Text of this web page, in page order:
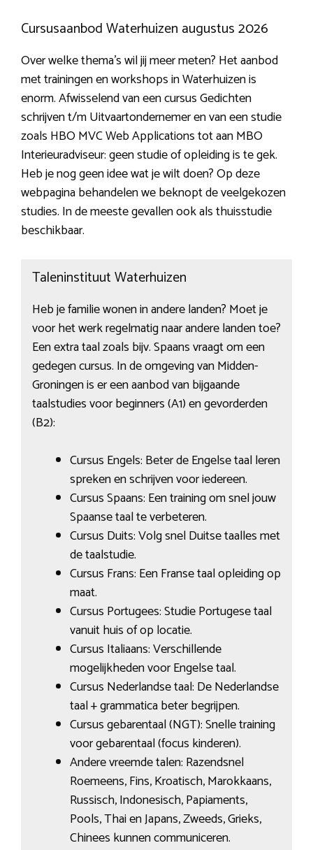
Cursusaanbod Waterhuizen augustus 2026
Over welke thema’s wil jij meer meten? Het aanbod
met trainingen en workshops in Waterhuizen is
enorm. Afwisselend van een cursus Gedichten
schrijven t/m Uitvaartondernemer en van een studie
zoals HBO MVC Web Applications tot aan MBO
Interieuradviseur: geen studie of opleiding is te gek.
Heb je nog geen idee wat je wilt doen? Op deze
webpagina behandelen we beknopt de veelgekozen
studies. In de meeste gevallen ook als thuisstudie
beschikbaar.
Taleninstituut Waterhuizen
Heb je familie wonen in andere landen? Moet je
voor het werk regelmatig naar andere landen toe?
Een extra taal zoals bijv. Spaans vraagt om een
gedegen cursus. In de omgeving van Midden-
Groningen is er een aanbod van bijgaande
taalstudies voor beginners (A1) en gevorderden
(B2):
Cursus Engels: Beter de Engelse taal leren
spreken en schrijven voor iedereen.
Cursus Spaans: Een training om snel jouw
Spaanse taal te verbeteren.
Cursus Duits: Volg snel Duitse taalles met
de taalstudie.
Cursus Frans: Een Franse taal opleiding op
maat.
Cursus Portugees: Studie Portugese taal
vanuit huis of op locatie.
Cursus Italiaans: Verschillende
mogelijkheden voor Engelse taal.
Cursus Nederlandse taal: De Nederlandse
taal + grammatica beter begrijpen.
Cursus gebarentaal (NGT): Snelle training
voor gebarentaal (focus kinderen).
Andere vreemde talen: Razendsnel
Roemeens, Fins, Kroatisch, Marokkaans,
Russisch, Indonesisch, Papiaments,
Pools, Thai en Japans, Zweeds, Grieks,
Chinees kunnen communiceren.